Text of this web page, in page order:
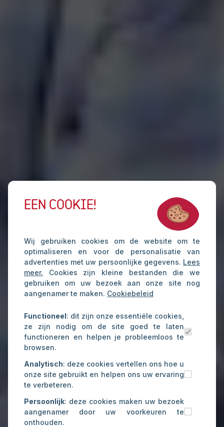
EEN COOKIE!
Wij gebruiken cookies om de website om te
optimaliseren en voor de personalisatie van
advertenties met uw persoonlijke gegevens. Lees
meer. Cookies zijn kleine bestanden die we
gebruiken om uw bezoek aan onze site nog
aangenamer te maken. Cookiebeleid
Functioneel: dit zijn onze essentiële cookies,
ze zijn nodig om de site goed te laten
functioneren en helpen je probleemloos te
browsen.
Analytisch: deze cookies vertellen ons hoe u
onze site gebruikt en helpen ons uw ervaring
te verbeteren.
Persoonlijk: deze cookies maken uw bezoek
aangenamer door uw voorkeuren te
onthouden.